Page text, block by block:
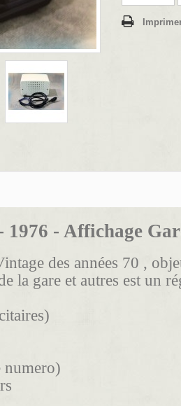
1976 - Affichage
des années 70 ,
la gare et autres est un
numero)